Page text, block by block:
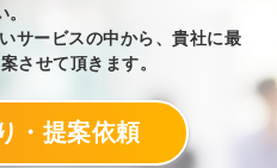
。
サービスの中から、貴社に最
させて頂きます。
・提案依頼